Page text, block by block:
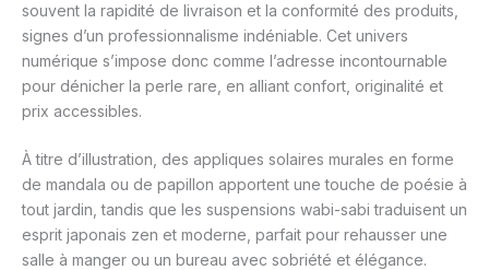
souvent la rapidité de livraison et la conformité des produits,
signes d’un professionnalisme indéniable. Cet univers
numérique s’impose donc comme l’adresse incontournable
pour dénicher la perle rare, en alliant confort, originalité et
prix accessibles.
À titre d’illustration, des appliques solaires murales en forme
de mandala ou de papillon apportent une touche de poésie à
tout jardin, tandis que les suspensions wabi-sabi traduisent un
esprit japonais zen et moderne, parfait pour rehausser une
salle à manger ou un bureau avec sobriété et élégance.